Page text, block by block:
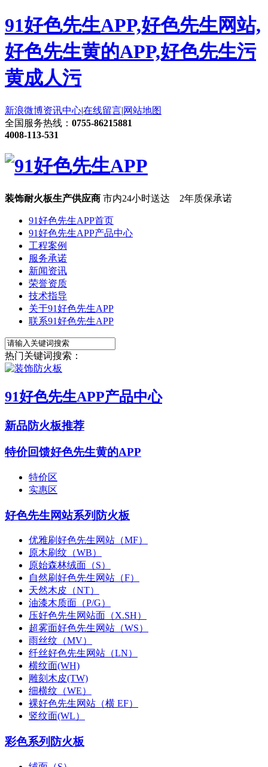
91好色先生APP,好色先生网站,
好色先生黄的APP,好色先生污
黄成人污
新浪微博资讯中心|在线留言|网站地图
全国服务热线： 0755-86215881
4008-113-531
装饰耐火板生产供应商 市内24小时送达 2年质保承诺
91好色先生APP首页
91好色先生APP产品中心
工程案例
服务承诺
新闻资讯
荣誉资质
技术指导
关于91好色先生APP
联系91好色先生APP
热门关键词搜索：
91好色先生APP产品中心
新品防火板推荐
特价回馈好色先生黄的APP
特价区
实惠区
好色先生网站系列防火板
优雅刷好色先生网站（MF）
原木刷纹（WB）
原始森林绒面（S）
自然刷好色先生网站（F）
天然木皮（NT）
油漆木质面（P/G）
压好色先生网站面（X.SH）
超雾面好色先生网站（WS）
雨丝纹（MV）
纤丝好色先生网站（LN）
横纹面(WH)
雕刻木皮(TW)
细横纹（WE）
裸好色先生网站（横 EF）
竖纹面(WL）
彩色系列防火板